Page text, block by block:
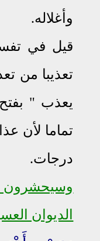
وأغلاله.
قيل في
تعذيبا من
يعذب "
تماما لأن
درجات.
وسيحشرون
الديوان